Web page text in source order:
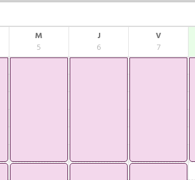
M
5
J
6
V
7